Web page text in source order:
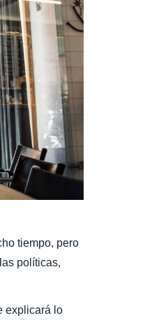
tiempo, pero
políticas,
explicará lo